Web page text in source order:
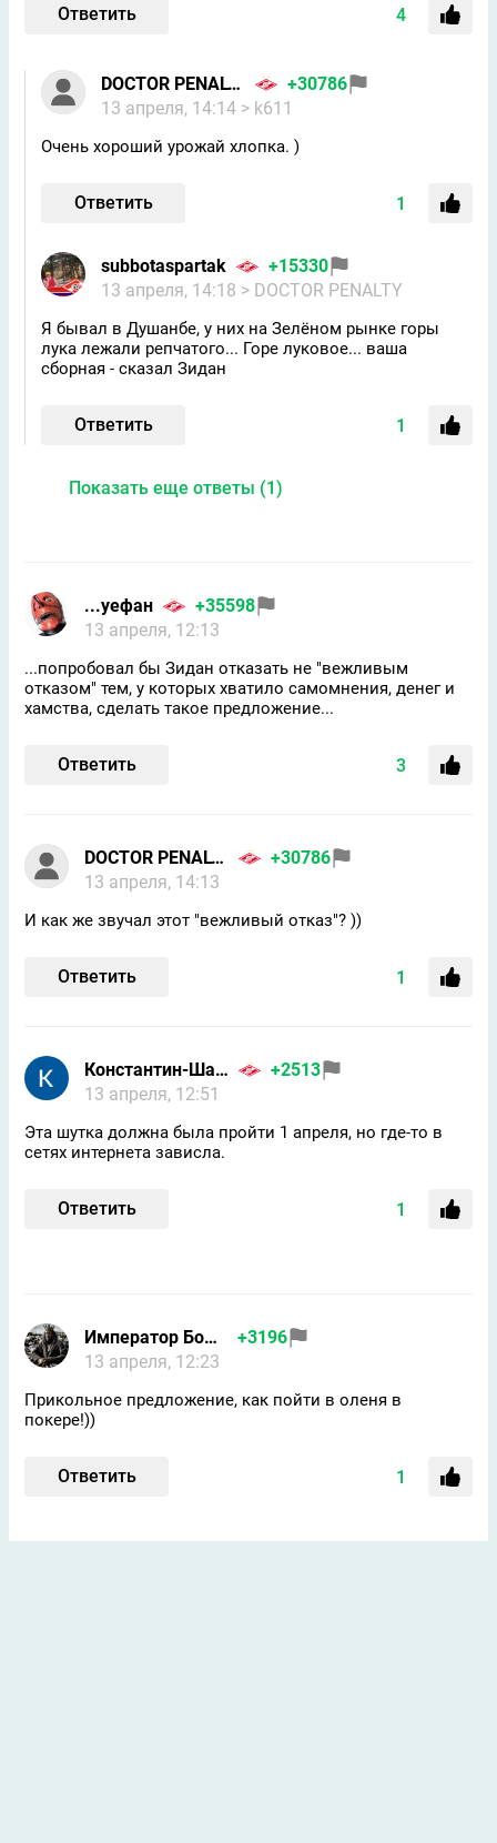
Ответить 4
DOCTOR PENALTY
+30786
13 апреля, 14:14 > k611
Очень хороший урожай хлопка. )
Ответить 1
subbotaspartak
+15330
13 апреля, 14:18 > DOCTOR PENALTY
Я бывал в Душанбе, у них на Зелёном рынке горы
лука лежали репчатого... Горе луковое... ваша
сборная - сказал Зидан
Ответить 1
Показать еще ответы (1)
...уефан
+35598
13 апреля, 12:13
...попробовал бы Зидан отказать не "вежливым
отказом" тем, у которых хватило самомнения, денег и
хамства, сделать такое предложение...
Ответить 3
DOCTOR PENALTY
+30786
13 апреля, 14:13
И как же звучал этот "вежливый отказ"? ))
Ответить 1
Константин-Шапкин-google
+2513
13 апреля, 12:51
Эта шутка должна была пройти 1 апреля, но где-то в
сетях интернета зависла.
Ответить 1
Император Бомжей
+3196
13 апреля, 12:23
Прикольное предложение, как пойти в оленя в
покере!))
Ответить 1